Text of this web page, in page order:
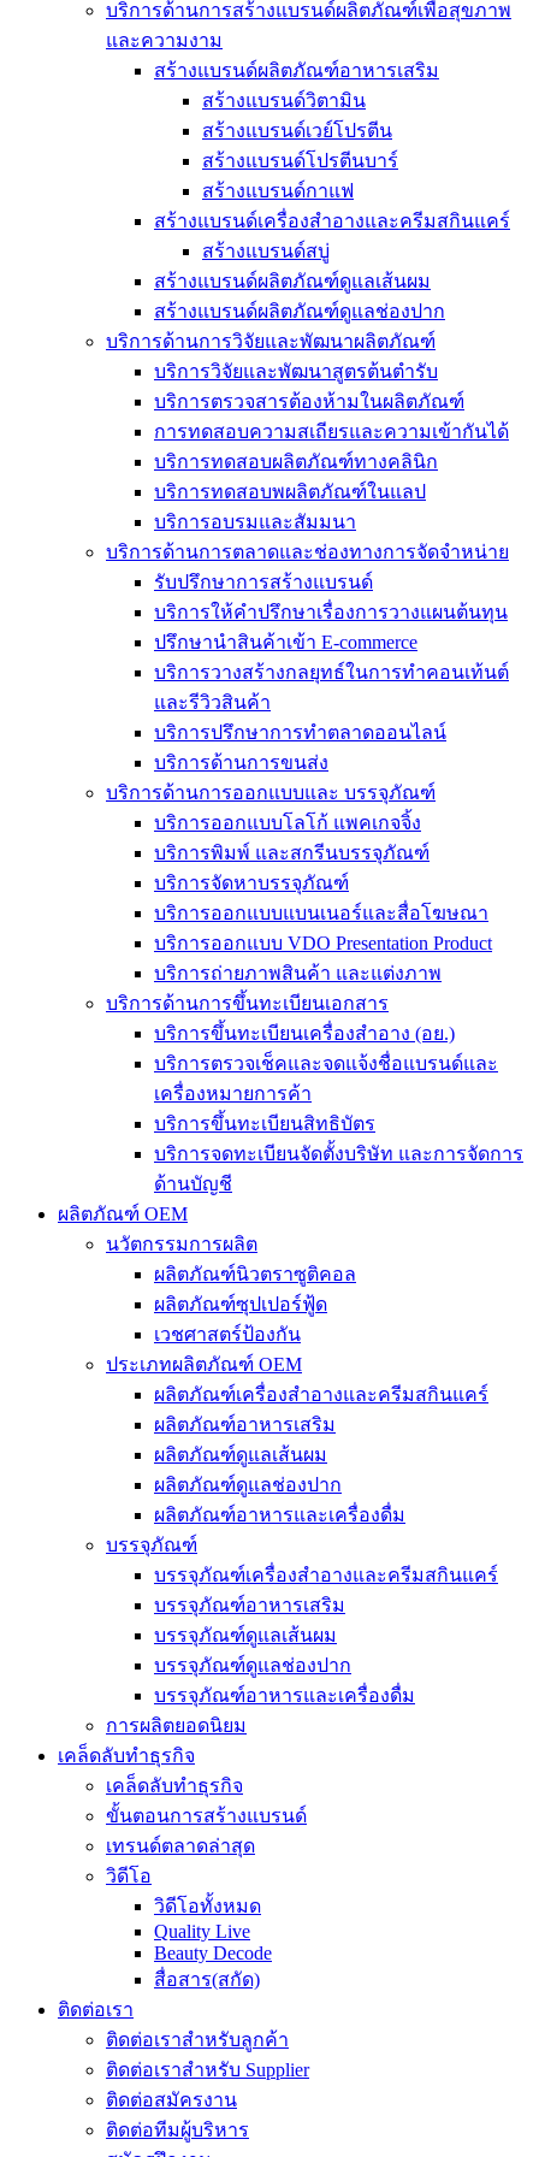
บริการด้านการสร้างแบรนด์ผลิตภัณฑ์เพื่อสุขภาพ
และความงาม
สร้างแบรนด์ผลิตภัณฑ์อาหารเสริม
สร้างแบรนด์วิตามิน
สร้างแบรนด์เวย์โปรตีน
สร้างแบรนด์โปรตีนบาร์
สร้างแบรนด์กาแฟ
สร้างแบรนด์เครื่องสำอางและครีมสกินแคร์
สร้างแบรนด์สบู่
สร้างแบรนด์ผลิตภัณฑ์ดูแลเส้นผม
สร้างแบรนด์ผลิตภัณฑ์ดูแลช่องปาก
บริการด้านการวิจัยและพัฒนาผลิตภัณฑ์
บริการวิจัยและพัฒนาสูตรต้นตำรับ
บริการตรวจสารต้องห้ามในผลิตภัณฑ์
การทดสอบความสเถียรและความเข้ากันได้
บริการทดสอบผลิตภัณฑ์ทางคลินิก
บริการทดสอบพผลิตภัณฑ์ในแลป
บริการอบรมและสัมมนา
บริการด้านการตลาดและช่องทางการจัดจำหน่าย
รับปรึกษาการสร้างแบรนด์
บริการให้คำปรึกษาเรื่องการวางแผนต้นทุน
ปรึกษานำสินค้าเข้า E-commerce
บริการวางสร้างกลยุทธ์ในการทำคอนเท้นต์
และรีวิวสินค้า
บริการปรึกษาการทำตลาดออนไลน์
บริการด้านการขนส่ง
บริการด้านการออกแบบและ บรรจุภัณฑ์
บริการออกแบบโลโก้ แพคเกจจิ้ง
บริการพิมพ์ และสกรีนบรรจุภัณฑ์
บริการจัดหาบรรจุภัณฑ์
บริการออกแบบแบนเนอร์และสื่อโฆษณา
บริการออกแบบ VDO Presentation Product
บริการถ่ายภาพสินค้า และแต่งภาพ
บริการด้านการขึ้นทะเบียนเอกสาร
บริการขึ้นทะเบียนเครื่องสำอาง (อย.)
บริการตรวจเช็คและจดแจ้งชื่อแบรนด์และ
เครื่องหมายการค้า
บริการขึ้นทะเบียนสิทธิบัตร
บริการจดทะเบียนจัดตั้งบริษัท และการจัดการ
ด้านบัญชี
ผลิตภัณฑ์ OEM
นวัตกรรมการผลิต
ผลิตภัณฑ์นิวตราซูติคอล
ผลิตภัณฑ์ซุปเปอร์ฟู้ด
เวชศาสตร์ป้องกัน
ประเภทผลิตภัณฑ์ OEM
ผลิตภัณฑ์เครื่องสำอางและครีมสกินแคร์
ผลิตภัณฑ์อาหารเสริม
ผลิตภัณฑ์ดูแลเส้นผม
ผลิตภัณฑ์ดูแลช่องปาก
ผลิตภัณฑ์อาหารและเครื่องดื่ม
บรรจุภัณฑ์
บรรจุภัณฑ์เครื่องสำอางและครีมสกินแคร์
บรรจุภัณฑ์อาหารเสริม
บรรจุภัณฑ์ดูแลเส้นผม
บรรจุภัณฑ์ดูแลช่องปาก
บรรจุภัณฑ์อาหารและเครื่องดื่ม
การผลิตยอดนิยม
เคล็ดลับทำธุรกิจ
เคล็ดลับทำธุรกิจ
ขั้นตอนการสร้างแบรนด์
เทรนด์ตลาดล่าสุด
วิดีโอ
วิดีโอทั้งหมด
Quality Live
Beauty Decode
สื่อสาร(สกัด)
ติดต่อเรา
ติดต่อเราสำหรับลูกค้า
ติดต่อเราสำหรับ Supplier
ติดต่อสมัครงาน
ติดต่อทีมผู้บริหาร